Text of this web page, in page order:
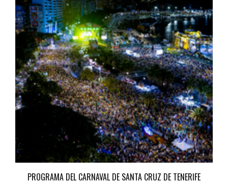
PROGRAMA DEL CARNAVAL DE SANTA CRUZ DE TENERIFE